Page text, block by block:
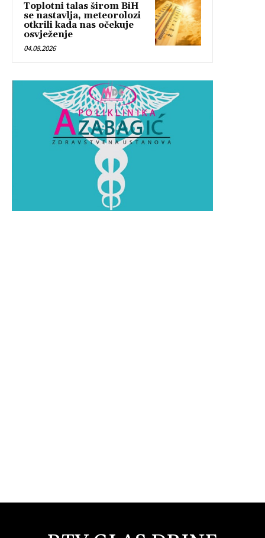
Toplotni talas širom BiH
se nastavlja, meteorolozi
otkrili kada nas očekuje
osvježenje
04.08.2026